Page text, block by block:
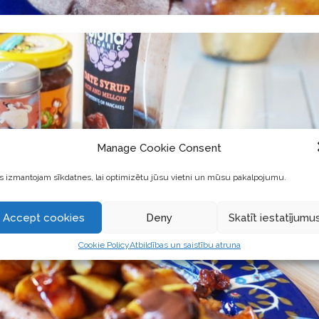
Manage Cookie Consent
izmantojam sīkdatnes, lai optimizētu jūsu vietni un mūsu pakalpojumu.
Accept cookies Deny Skatīt
Cookie PolicyAtbildības un saistību atruna